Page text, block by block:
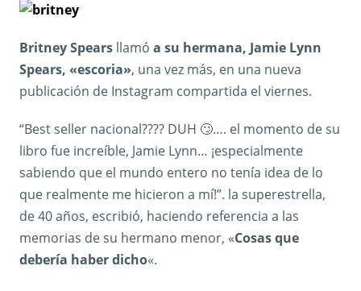
Britney Spears llamó a su hermana, Jamie Lynn
Spears, «escoria», una vez más, en una nueva
publicación de Instagram compartida el viernes.
“Best seller nacional???? DUH 🙄…. el momento de su
libro fue increíble, Jamie Lynn… ¡especialmente
sabiendo que el mundo entero no tenía idea de lo
que realmente me hicieron a mí!”. la superestrella,
de 40 años, escribió, haciendo referencia a las
memorias de su hermano menor, «Cosas que
debería haber dicho«.